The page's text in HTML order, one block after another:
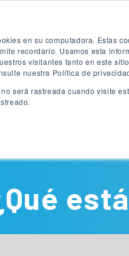
en su computadora. Estas
recordarlo. Usamos esta
visitantes tanto en este
nuestra Política de
será rastreada cuando visite
Programas de ingles